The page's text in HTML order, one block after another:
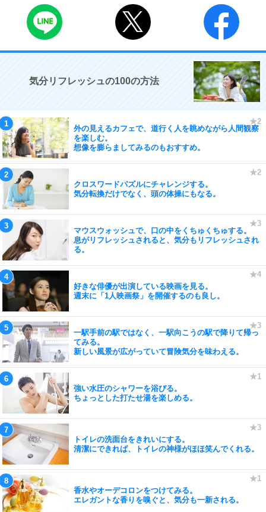
気分リフレッシュの100の方法
外の見えるカフェで、道行く人を眺めながら人間観察
を楽しむ。
想像を膨らましてみるのもおすすめ。
クロスワードパズルにチャレンジする。
気分転換だけでなく、頭の体操にもなる。
マウスウォッシュで、口の中をくちゅくちゅする。
息がリフレッシュされると、気分もリフレッシュされ
る。
好きな俳優が出演している映画を見る。
週末に「1人映画祭」を開催するのも良し。
一駅手前の駅ではなく、一駅向こうの駅で降りて帰っ
てみる。
新しい風景が広がっていて冒険気分を味わえる。
強い水圧のシャワーを浴びる。
ちょっとした打たせ湯を楽しめる。
トイレの洗面台をきれいにする。
清潔にできれば、トイレの神様がほほ笑んでくれる。
香水やオーデコロンをつけてみる。
エレガントな香りを嗅ぐと、気分も一新される。